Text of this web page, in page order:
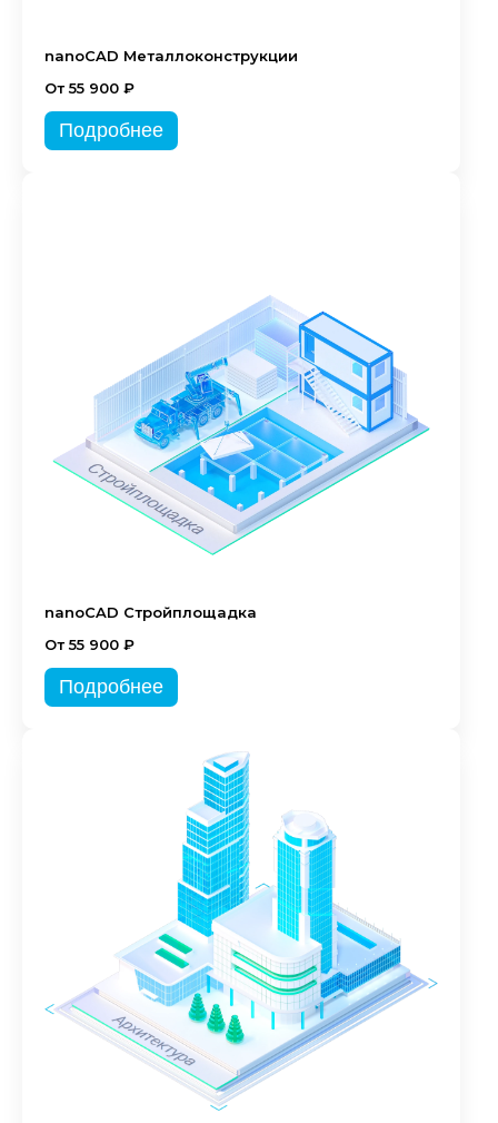
nanoCAD Металлоконструкции
От 55 900 ₽
Подробнее
nanoCAD Стройплощадка
От 55 900 ₽
Подробнее